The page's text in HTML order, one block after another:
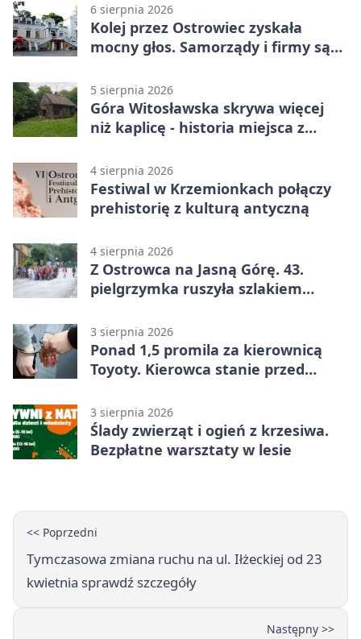
6 sierpnia 2026
Kolej przez Ostrowiec zyskała
mocny głos. Samorządy i firmy są
5 sierpnia 2026
Góra Witosławska skrywa więcej
niż kaplicę - historia miejsca z
4 sierpnia 2026
Festiwal w Krzemionkach połączy
prehistorię z kulturą antyczną
4 sierpnia 2026
Z Ostrowca na Jasną Górę. 43.
pielgrzymka ruszyła szlakiem
3 sierpnia 2026
Ponad 1,5 promila za kierownicą
Toyoty. Kierowca stanie przed
3 sierpnia 2026
Ślady zwierząt i ogień z krzesiwa.
Bezpłatne warsztaty w lesie
<< Poprzedni
Tymczasowa zmiana ruchu na ul. Iłżeckiej od 23
kwietnia sprawdź szczegóły
Następny >>